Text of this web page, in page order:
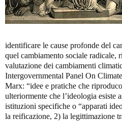
identificare le cause profonde del
quel cambiamento sociale radicale,
valutazione dei cambiamenti
Intergovernmental Panel On
Marx: “idee e pratiche che
ulteriormente che l’ideologia esiste
istituzioni specifiche o “apparati
la reificazione, 2) la legittimazione